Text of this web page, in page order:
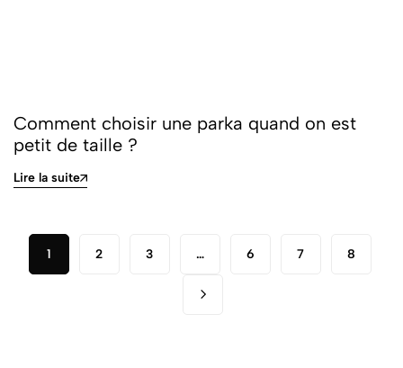
Comment choisir une parka quand on est
petit de taille ?
Lire la suite
1 2 3 … 6 7 8